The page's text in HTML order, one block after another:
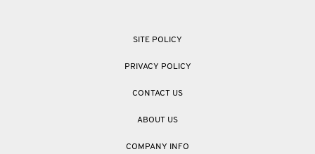
SITE POLICY
PRIVACY POLICY
CONTACT US
ABOUT US
COMPANY INFO